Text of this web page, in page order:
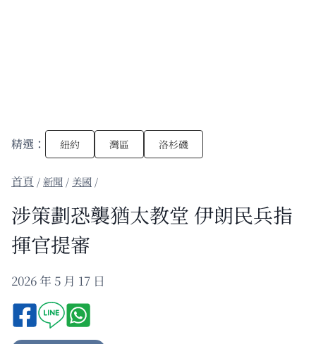
精選： 紐約 灣區 洛杉磯
/新聞 / 美國 /
涉策劃恐襲猶太教堂 伊朗民兵指
揮官提審
2026 年 5 月 17 日